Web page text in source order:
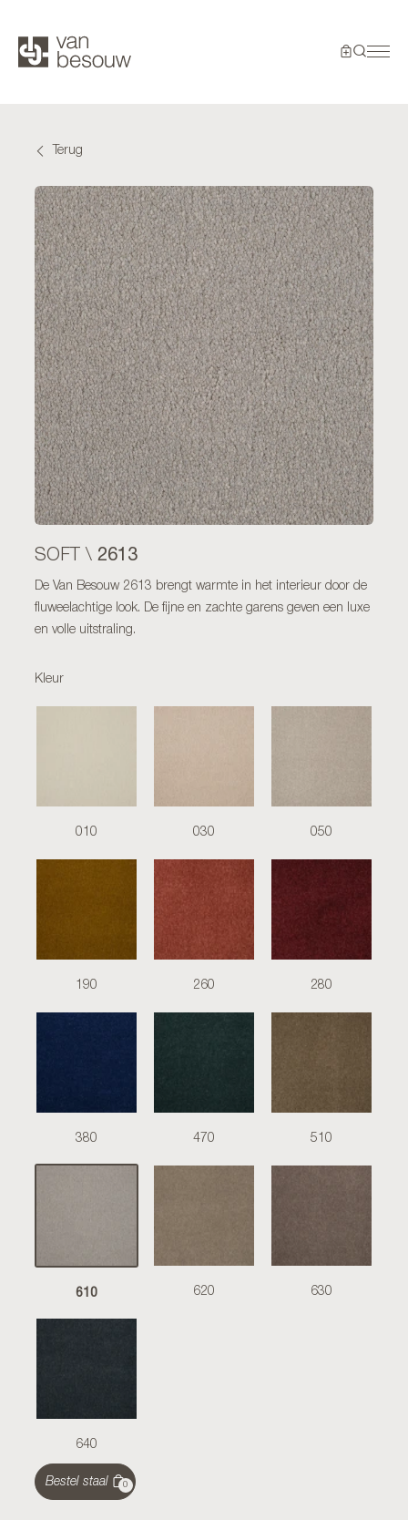
Terug
SOFT \ 2613
De Van Besouw 2613 brengt warmte in het interieur door de
fluweelachtige look. De fijne en zachte garens geven een luxe
en volle uitstraling.
Kleur
010 030 050
190 260 280
380 470 510
610 620 630
640
Bestel staal 0